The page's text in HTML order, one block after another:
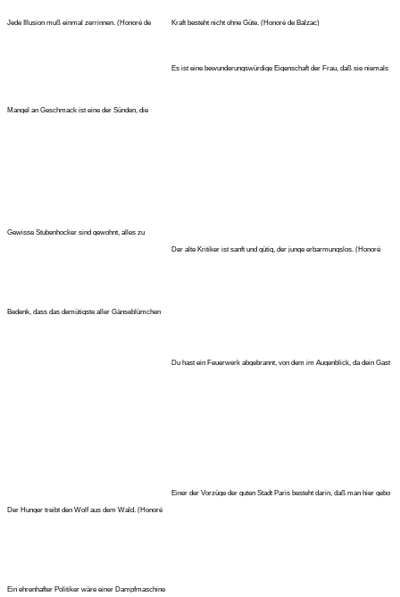
Jede Illusion muß einmal zerrinnen. (Honoré de
Kraft besteht nicht ohne Güte. (Honoré de Balzac)
Mangel an Geschmack ist eine der Sünden, die
Es ist eine bewunderungswürdige Eigenschaft der Frau, daß sie niemals
Gewisse Stubenhocker sind gewohnt, alles zu
Der alte Kritiker ist sanft und gütig, der junge erbarmungslos. (Honoré
Bedenk, dass das demütigste aller Gänseblümchen
Du hast ein Feuerwerk abgebrannt, von dem im Augenblick, da dein Gast
Der Hunger treibt den Wolf aus dem Wald. (Honoré
Einer der Vorzüge der guten Stadt Paris besteht darin, daß man hier gebo
Ein ehrenhafter Politiker wäre einer Dampfmaschine